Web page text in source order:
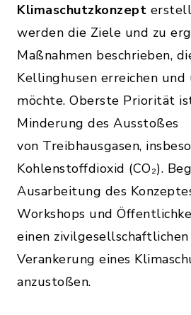
Klimaschutzkonzept
werden die Ziele und zu
Maßnahmen beschrieben,
Kellinghusen erreichen und
möchte. Oberste Priorität
Minderung des Ausstoßes
von Treibhausgasen,
Kohlenstoffdioxid (CO₂).
Ausarbeitung des
Workshops und
einen zivilgesellschaftlichen
Verankerung eines
anzustoßen.